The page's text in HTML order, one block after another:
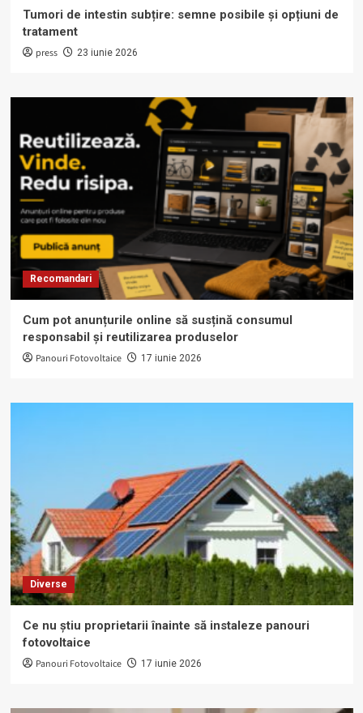
Tumori de intestin subțire: semne posibile și opțiuni de
tratament
press 23 iunie 2026
Recomandari
Cum pot anunțurile online să susțină consumul
responsabil și reutilizarea produselor
Panouri Fotovoltaice 17 iunie 2026
Diverse
Ce nu știu proprietarii înainte să instaleze panouri
fotovoltaice
Panouri Fotovoltaice 17 iunie 2026